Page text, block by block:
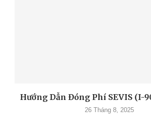
Hướng Dẫn Đóng Phí SEVIS (I-
26 Tháng 8, 2025